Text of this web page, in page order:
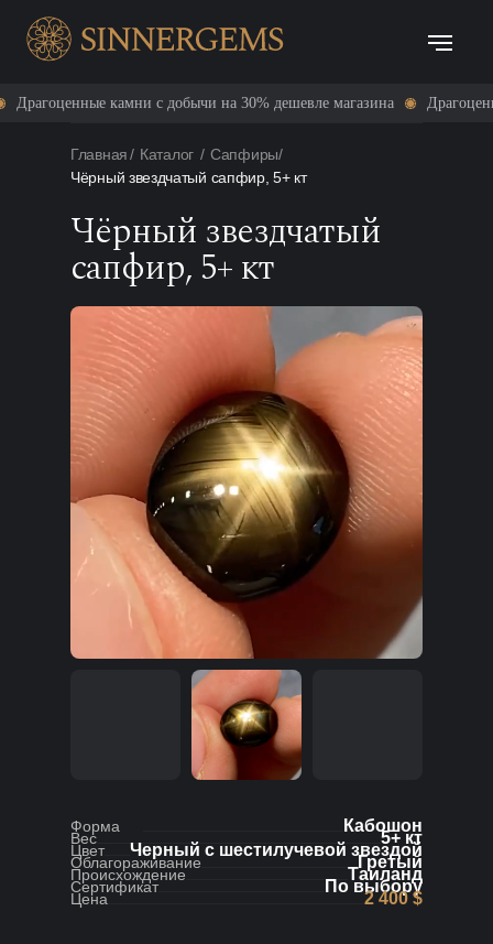
камни с добычи на 30% дешевле магазина Драгоценные
Форма Кабошон
Вес 5+ кт
Цвет Черный с шестилучевой звездой
Облагораживание Гретый
Происхождение Таиланд
Сертификат По выбору
Цена 2 400 $
Чёрный звездчатый
сапфир, 5+ кт
Главная/ Каталог / Сапфиры/
Чёрный звездчатый сапфир, 5+ кт